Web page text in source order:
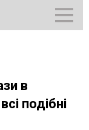
в
подібні